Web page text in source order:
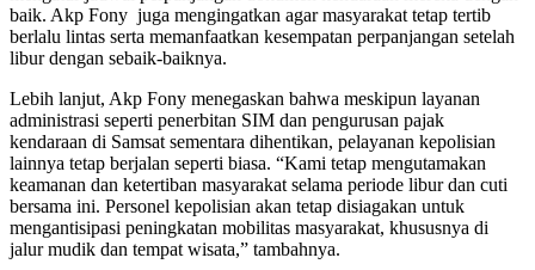
baik. Akp Fony juga mengingatkan agar masyarakat tetap tertib
berlalu lintas serta memanfaatkan kesempatan perpanjangan setelah
libur dengan sebaik-baiknya.
Lebih lanjut, Akp Fony menegaskan bahwa meskipun layanan
administrasi seperti penerbitan SIM dan pengurusan pajak
kendaraan di Samsat sementara dihentikan, pelayanan kepolisian
lainnya tetap berjalan seperti biasa. “Kami tetap mengutamakan
keamanan dan ketertiban masyarakat selama periode libur dan cuti
bersama ini. Personel kepolisian akan tetap disiagakan untuk
mengantisipasi peningkatan mobilitas masyarakat, khususnya di
jalur mudik dan tempat wisata,” tambahnya.